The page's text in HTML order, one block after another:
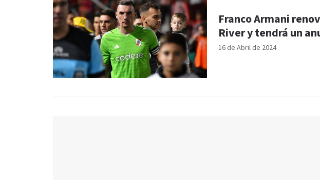
16 de Abril de 2024
Franco Armani
River y tendrá un